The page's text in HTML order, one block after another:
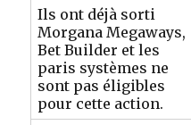
Ils ont déjà sorti
Morgana Megaways,
Bet Builder et les
paris systèmes ne
sont pas éligibles
pour cette action.